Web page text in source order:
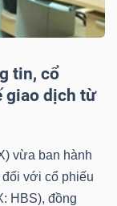
tin, cổ
giao dịch từ
vừa ban hành
với cổ phiếu
HBS), đồng